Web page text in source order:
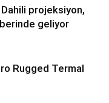
projeksiyon,
geliyor
Rugged Termal